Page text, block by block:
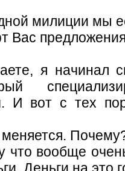
милиции мы
Вас
я начинал
И вот с тех
что вообще